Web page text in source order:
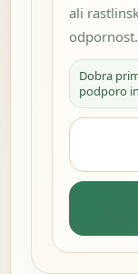
ali
odpornost.
Dobra
podporo